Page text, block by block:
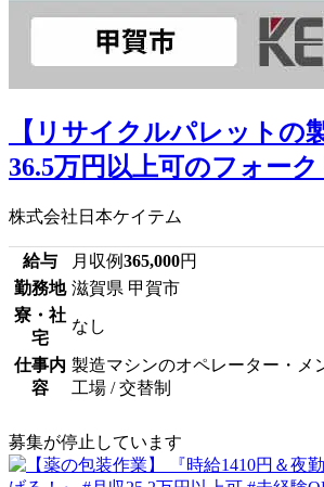
【リサイクルパレットの
36.5万円以上可のフォー
株式会社日本ケイテム
給与 月収例365,000円
勤務地 滋賀県 甲賀市
寮・社
宅
なし
仕事内
容
製造マシンのオペレーター・メ
工場 / 交替制
募集が停止しています